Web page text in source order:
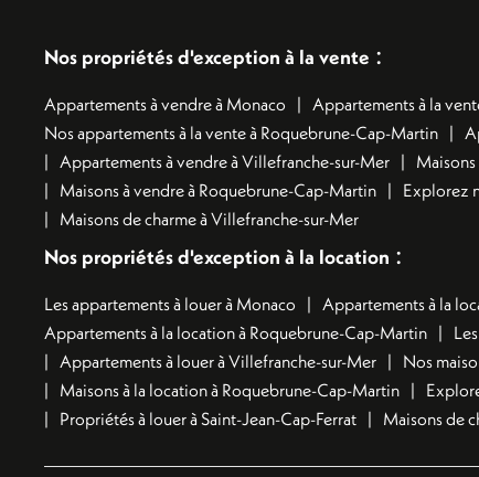
Nos propriétés d'exception à la vente :
Appartements à vendre à Monaco Appartements à la
Nos appartements à la vente à Roquebrune-Cap-Martin
Appartements à vendre à Villefranche-sur-Mer
Maisons à vendre à Roquebrune-Cap-Martin
Explorez
Maisons de charme à Villefranche-sur-Mer
Nos propriétés d'exception à la location :
Les appartements à louer à Monaco Appartements à la
Appartements à la location à Roquebrune-Cap-Martin
Appartements à louer à Villefranche-sur-Mer
Nos
Maisons à la location à Roquebrune-Cap-Martin
Propriétés à louer à Saint-Jean-Cap-Ferrat
Maisons de